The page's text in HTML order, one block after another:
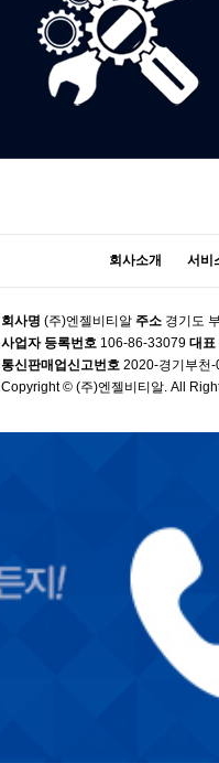
회사소개 서비
회사명 (주)엔젤비티알 주소 경기도
사업자 등록번호 106-86-33079 대표
통신판매업신고번호 2020-경기부천
Copyright © (주)엔젤비티알. All